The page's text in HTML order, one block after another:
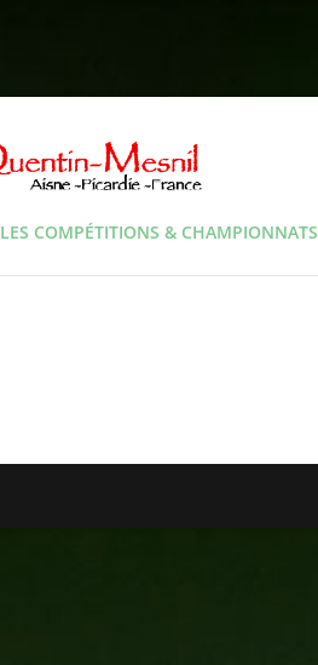
LES COMPÉTITIONS & CHAMPIONNATS